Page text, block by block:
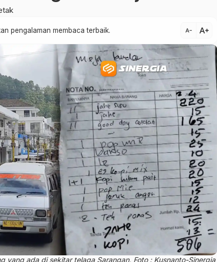
pengalaman membaca terbaik. text_decrease text_increase
yang ada di sekitar telaga Sarangan, Foto : Kusnanto-Sinergia